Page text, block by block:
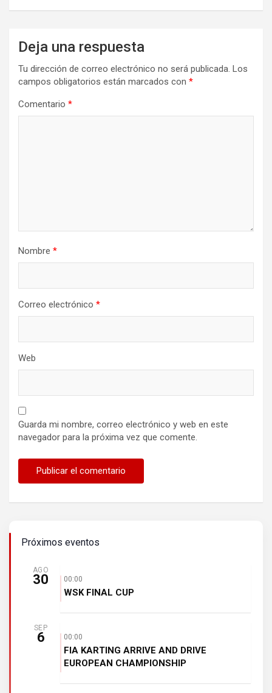
Deja una respuesta
Tu dirección de correo electrónico no será publicada. Los
campos obligatorios están marcados con *
Comentario *
Nombre *
Correo electrónico *
Web
Guarda mi nombre, correo electrónico y web en este
navegador para la próxima vez que comente.
Próximos eventos
AGO
30 00:00
WSK FINAL CUP
SEP
6 00:00
FIA KARTING ARRIVE AND DRIVE
EUROPEAN CHAMPIONSHIP